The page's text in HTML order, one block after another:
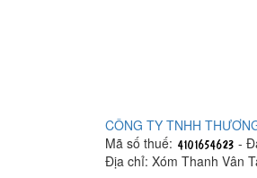
CÔNG TY TNHH
Mã số thuế:
-
Địa chỉ: Xóm Thanh Vân